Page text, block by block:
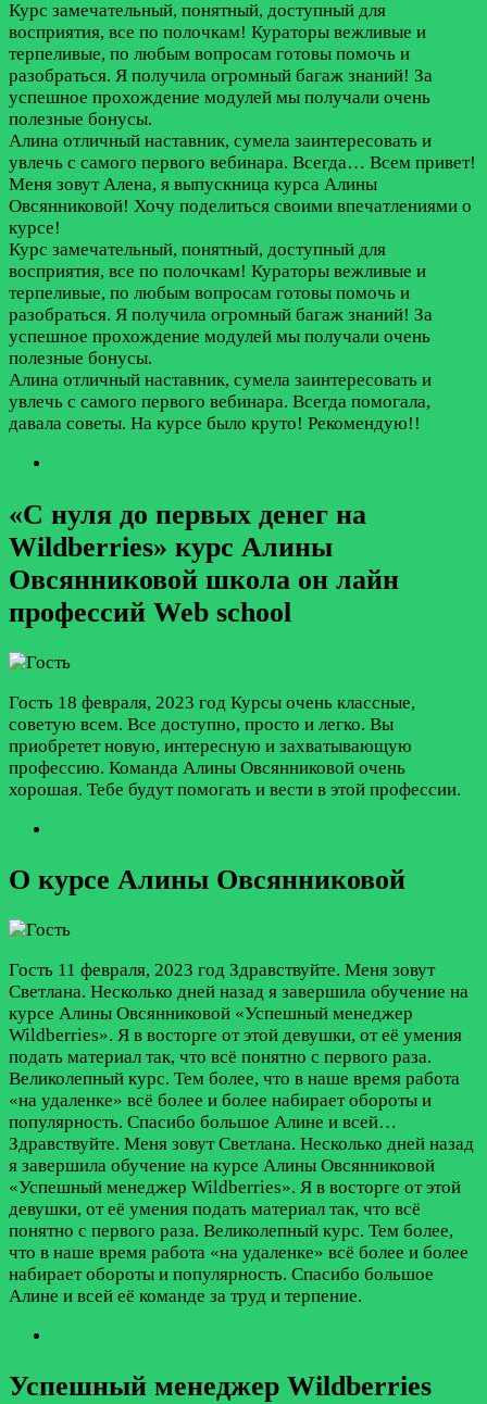
Курс замечательный, понятный, доступный для
восприятия, все по полочкам! Кураторы вежливые и
терпеливые, по любым вопросам готовы помочь и
разобраться. Я получила огромный багаж знаний! За
успешное прохождение модулей мы получали очень
полезные бонусы.
Алина отличный наставник, сумела заинтересовать и
увлечь с самого первого вебинара. Всегда… Всем привет!
Меня зовут Алена, я выпускница курса Алины
Овсянниковой! Хочу поделиться своими впечатлениями о
курсе!
Курс замечательный, понятный, доступный для
восприятия, все по полочкам! Кураторы вежливые и
терпеливые, по любым вопросам готовы помочь и
разобраться. Я получила огромный багаж знаний! За
успешное прохождение модулей мы получали очень
полезные бонусы.
Алина отличный наставник, сумела заинтересовать и
увлечь с самого первого вебинара. Всегда помогала,
давала советы. На курсе было круто! Рекомендую!!
«С нуля до первых денег на
Wildberries» курс Алины
Овсянниковой школа он лайн
профессий Web school
Гость 18 февраля, 2023 год Курсы очень классные,
советую всем. Все доступно, просто и легко. Вы
приобретет новую, интересную и захватывающую
профессию. Команда Алины Овсянниковой очень
хорошая. Тебе будут помогать и вести в этой профессии.
О курсе Алины Овсянниковой
Гость 11 февраля, 2023 год Здравствуйте. Меня зовут
Светлана. Несколько дней назад я завершила обучение на
курсе Алины Овсянниковой «Успешный менеджер
Wildberries». Я в восторге от этой девушки, от её умения
подать материал так, что всё понятно с первого раза.
Великолепный курс. Тем более, что в наше время работа
«на удаленке» всё более и более набирает обороты и
популярность. Спасибо большое Алине и всей…
Здравствуйте. Меня зовут Светлана. Несколько дней назад
я завершила обучение на курсе Алины Овсянниковой
«Успешный менеджер Wildberries». Я в восторге от этой
девушки, от её умения подать материал так, что всё
понятно с первого раза. Великолепный курс. Тем более,
что в наше время работа «на удаленке» всё более и более
набирает обороты и популярность. Спасибо большое
Алине и всей её команде за труд и терпение.
Успешный менеджер Wildberries